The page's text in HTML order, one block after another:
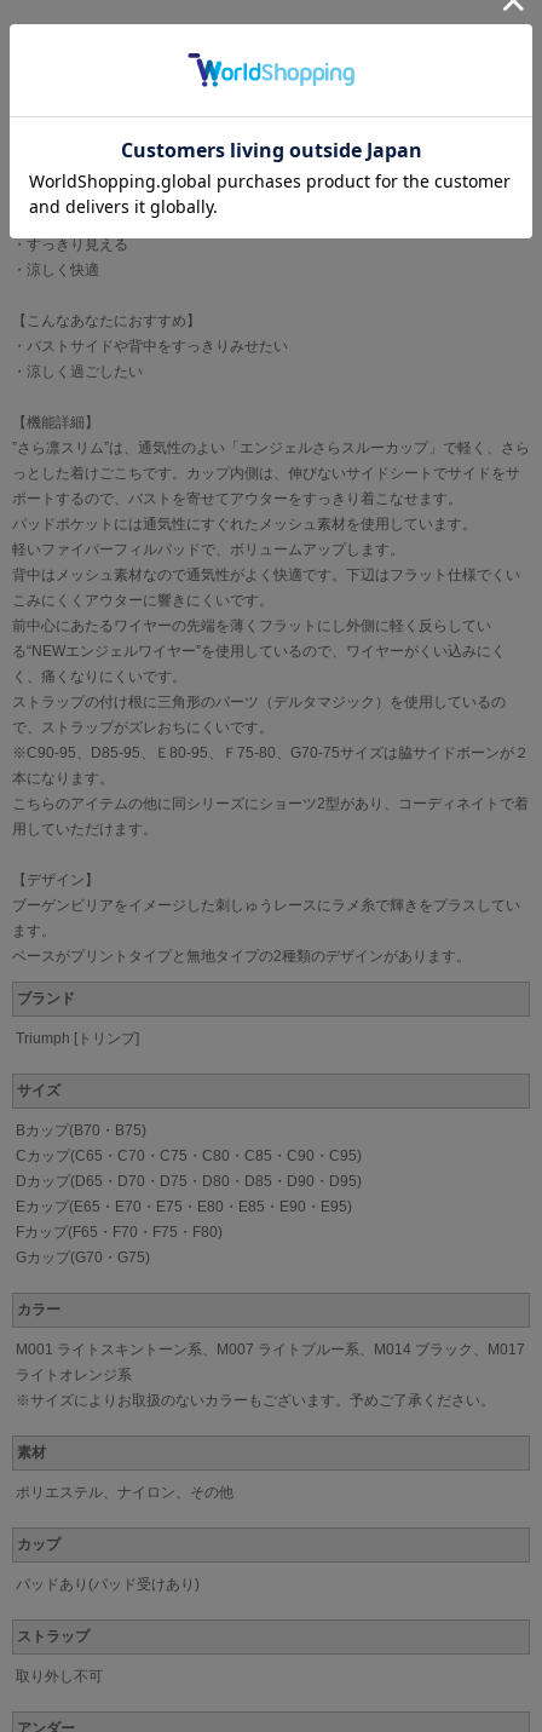
Item Data
【おすすめポイント】
・すっきり見える
・涼しく快適
【こんなあなたにおすすめ】
・バストサイドや背中をすっきりみせたい
・涼しく過ごしたい
【機能詳細】
”さら凛スリム”は、通気性のよい「エンジェルさらスルーカップ」で軽く、さら
っとした着けごこちです。カップ内側は、伸びないサイドシートでサイドをサ
ポートするので、バストを寄せてアウターをすっきり着こなせます。
パッドポケットには通気性にすぐれたメッシュ素材を使用しています。
軽いファイバーフィルパッドで、ボリュームアップします。
背中はメッシュ素材なので通気性がよく快適です。下辺はフラット仕様でくい
こみにくくアウターに響きにくいです。
前中心にあたるワイヤーの先端を薄くフラットにし外側に軽く反らしてい
る“NEWエンジェルワイヤー”を使用しているので、ワイヤーがくい込みにく
く、痛くなりにくいです。
ストラップの付け根に三角形のパーツ（デルタマジック）を使用しているの
で、ストラップがズレおちにくいです。
※C90-95、D85-95、Ｅ80-95、Ｆ75-80、G70-75サイズは脇サイドボーンが２
本になります。
こちらのアイテムの他に同シリーズにショーツ2型があり、コーディネイトで着
用していただけます。
【デザイン】
ブーゲンビリアをイメージした刺しゅうレースにラメ糸で輝きをプラスしてい
ます。
ベースがプリントタイプと無地タイプの2種類のデザインがあります。
ブランド
Triumph [トリンプ]
サイズ
Bカップ(B70・B75)
Cカップ(C65・C70・C75・C80・C85・C90・C95)
Dカップ(D65・D70・D75・D80・D85・D90・D95)
Eカップ(E65・E70・E75・E80・E85・E90・E95)
Fカップ(F65・F70・F75・F80)
Gカップ(G70・G75)
カラー
M001 ライトスキントーン系、M007 ライトブルー系、M014 ブラック、M017
ライトオレンジ系
※サイズによりお取扱のないカラーもございます。予めご了承ください。
素材
ポリエステル、ナイロン、その他
カップ
パッドあり(パッド受けあり)
ストラップ
取り外し不可
アンダー